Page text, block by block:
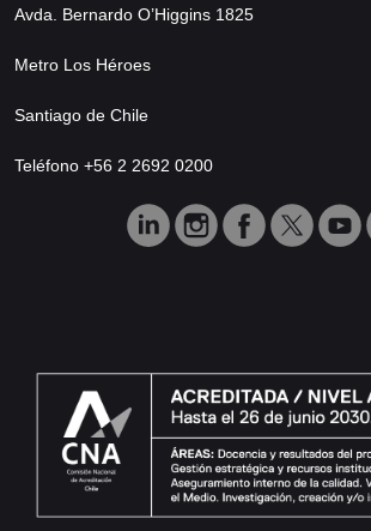
Avda. Bernardo O’Higgins 1825
Metro Los Héroes
Santiago de Chile
Teléfono +56 2 2692 0200